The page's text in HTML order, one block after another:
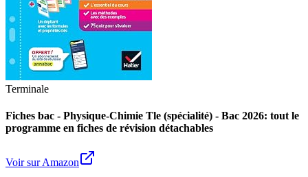
Terminale
Fiches bac - Physique-Chimie Tle (spécialité) - Bac 2026: tout le
programme en fiches de révision détachables
Voir sur Amazon